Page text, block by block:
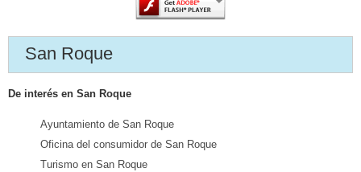
San Roque
De interés en San Roque
Ayuntamiento de San Roque
Oficina del consumidor de San Roque
Turismo en San Roque